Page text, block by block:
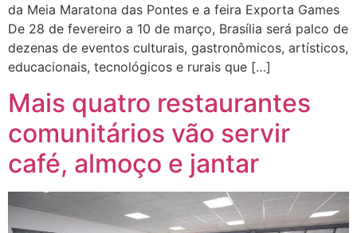
da Meia Maratona das Pontes e a feira Exporta Games
De 28 de fevereiro a 10 de março, Brasília será palco de
dezenas de eventos culturais, gastronômicos, artísticos,
educacionais, tecnológicos e rurais que […]
Mais quatro restaurantes
comunitários vão servir
café, almoço e jantar